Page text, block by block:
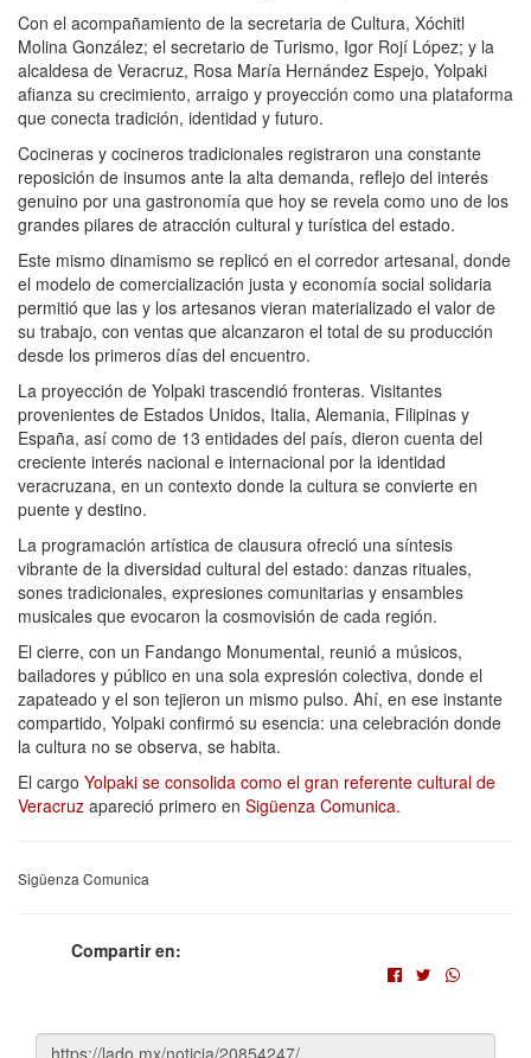
Con el acompañamiento de la secretaria de Cultura, Xóchitl
Molina González; el secretario de Turismo, Igor Rojí López; y la
alcaldesa de Veracruz, Rosa María Hernández Espejo, Yolpaki
afianza su crecimiento, arraigo y proyección como una plataforma
que conecta tradición, identidad y futuro.
Cocineras y cocineros tradicionales registraron una constante
reposición de insumos ante la alta demanda, reflejo del interés
genuino por una gastronomía que hoy se revela como uno de los
grandes pilares de atracción cultural y turística del estado.
Este mismo dinamismo se replicó en el corredor artesanal, donde
el modelo de comercialización justa y economía social solidaria
permitió que las y los artesanos vieran materializado el valor de
su trabajo, con ventas que alcanzaron el total de su producción
desde los primeros días del encuentro.
La proyección de Yolpaki trascendió fronteras. Visitantes
provenientes de Estados Unidos, Italia, Alemania, Filipinas y
España, así como de 13 entidades del país, dieron cuenta del
creciente interés nacional e internacional por la identidad
veracruzana, en un contexto donde la cultura se convierte en
puente y destino.
La programación artística de clausura ofreció una síntesis
vibrante de la diversidad cultural del estado: danzas rituales,
sones tradicionales, expresiones comunitarias y ensambles
musicales que evocaron la cosmovisión de cada región.
El cierre, con un Fandango Monumental, reunió a músicos,
bailadores y público en una sola expresión colectiva, donde el
zapateado y el son tejieron un mismo pulso. Ahí, en ese instante
compartido, Yolpaki confirmó su esencia: una celebración donde
la cultura no se observa, se habita.
El cargo Yolpaki se consolida como el gran referente cultural de
Veracruz apareció primero en Sigüenza Comunica.
Sigüenza Comunica
Compartir en: